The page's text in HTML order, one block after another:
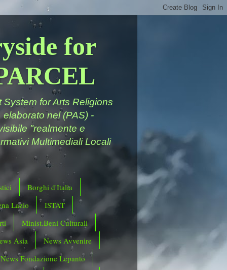
for
for Arts Religions
nel (PAS) -
"realmente e
Multimediali Locali
Borghi d'Italia
Lazio
ISTAT
Minist.Beni Culturali
Asia
News Avvenire
News Fondazione Lepanto